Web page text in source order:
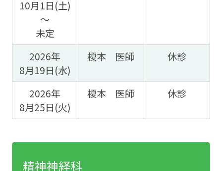
10月1日(土)
～
未定
2026年
8月19日(水)
榎本 医師 休診
2026年
8月25日(火)
榎本 医師 休診
精神神経科